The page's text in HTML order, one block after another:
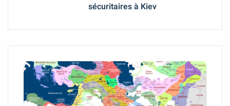
sécuritaires à Kiev